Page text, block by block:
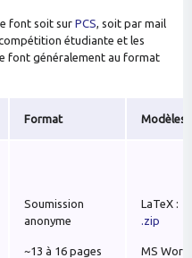
font soit sur PCS, soit par mail
étudiante et les
font généralement au format
Format Modèles
Soumission
anonyme
~13 à 16 pages
LaTeX :
.zip
MS Word